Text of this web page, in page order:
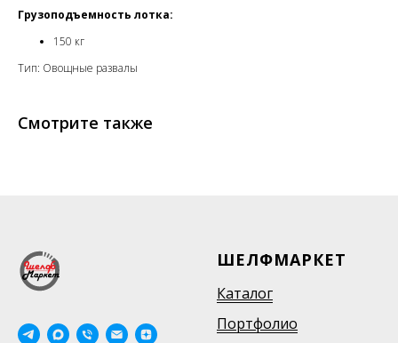
Грузоподъемность лотка:
150 кг
Тип: Овощные развалы
Смотрите также
ШЕЛФМАРКЕТ
Каталог
Портфолио